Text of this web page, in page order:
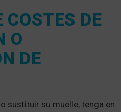
DE
O
DE
sustituir su muelle, tenga en